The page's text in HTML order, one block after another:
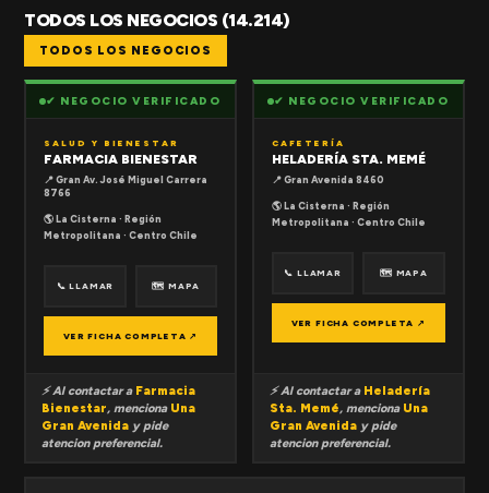
TODOS LOS NEGOCIOS (14.214)
TODOS LOS NEGOCIOS
✔ NEGOCIO VERIFICADO
SALUD Y BIENESTAR
FARMACIA BIENESTAR
📍 Gran Av. José Miguel Carrera
8766
🌎 La Cisterna · Región
Metropolitana · Centro Chile
📞 LLAMAR 🗺 MAPA
VER FICHA COMPLETA ↗
⚡ Al contactar a Farmacia
Bienestar, menciona Una
Gran Avenida y pide
atencion preferencial.
✔ NEGOCIO VERIFICADO
CAFETERÍA
HELADERÍA STA. MEMÉ
📍 Gran Avenida 8460
🌎 La Cisterna · Región
Metropolitana · Centro Chile
📞 LLAMAR 🗺 MAPA
VER FICHA COMPLETA ↗
⚡ Al contactar a Heladería
Sta. Memé, menciona Una
Gran Avenida y pide
atencion preferencial.